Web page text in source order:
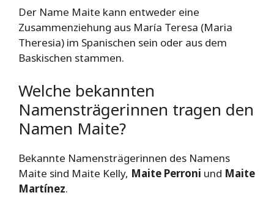
Der Name Maite kann entweder eine
Zusammenziehung aus María Teresa (Maria
Theresia) im Spanischen sein oder aus dem
Baskischen stammen.
Welche bekannten
Namensträgerinnen tragen den
Namen Maite?
Bekannte Namensträgerinnen des Namens
Maite sind Maite Kelly, Maite Perroni und Maite
Martínez.